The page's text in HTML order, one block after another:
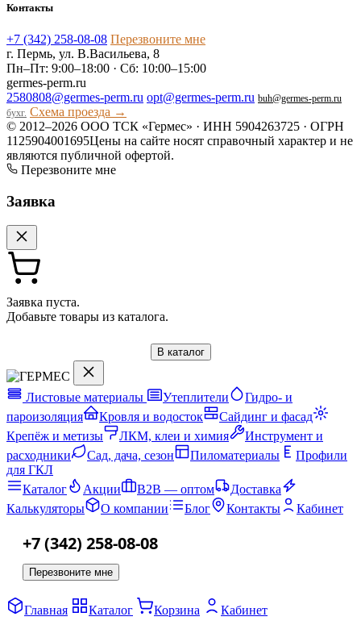
Контакты
+7 (342) 258-08-08 Перезвоните мне
г. Пермь, ул. В.Васильева, 8
Пн–Пт: 9:00–18:00 · Сб: 10:00–15:00
germes-perm.ru
2580808@germes-perm.ru opt@germes-perm.ru buh@germes-perm.ru
бухг. Схема проезда →
© 2012–2026 ООО ТСК «Гермес» · ИНН 5904263725 · ОГРН
1125904001695Цены на сайте носят справочный характер и не
являются публичной офертой.
Перезвоните мне
Заявка
Заявка пуста.
Добавьте товары из каталога.
В каталог
Листовые материалы Утеплители
Гидро- и
пароизоляция
Кровля и водосток
Сайдинг и фасад
Крепёж и метизы
ЛКМ, клеи и химия
Инструмент и
расходники
Сад, дача, сезон Пиломатериалы
Профили
для ГКЛ
Каталог
Акции B2B — оптом
Доставка
Калькуляторы
О компании Блог Контакты Кабинет
+7 (342) 258-08-08
Перезвоните мне
Главная Каталог Корзина Кабинет